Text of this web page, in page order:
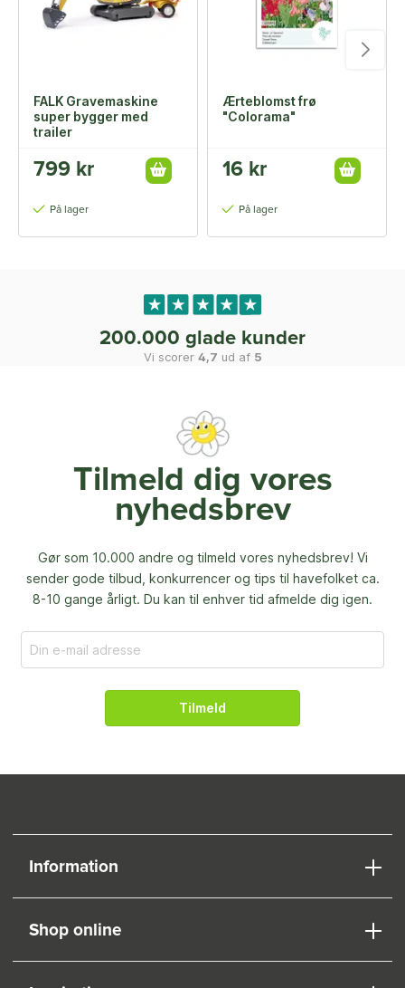
FALK Gravemaskine
super bygger med
trailer
799 kr
På lager
Ærteblomst frø
"Colorama"
16 kr
På lager
200.000 glade kunder
Vi scorer 4,7 ud af 5
Tilmeld dig vores
nyhedsbrev
Gør som 10.000 andre og tilmeld vores nyhedsbrev! Vi
sender gode tilbud, konkurrencer og tips til havefolket ca.
8-10 gange årligt. Du kan til enhver tid afmelde dig igen.
Tilmeld
Information
Shop online